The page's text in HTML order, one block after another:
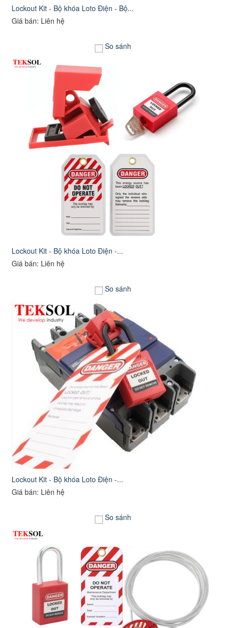
Lockout Kit - Bộ khóa Loto Điện - Bộ...
Giá bán: Liên hệ
So sánh
Lockout Kit - Bộ khóa Loto Điện -...
Giá bán: Liên hệ
So sánh
Lockout Kit - Bộ khóa Loto Điện -...
Giá bán: Liên hệ
So sánh